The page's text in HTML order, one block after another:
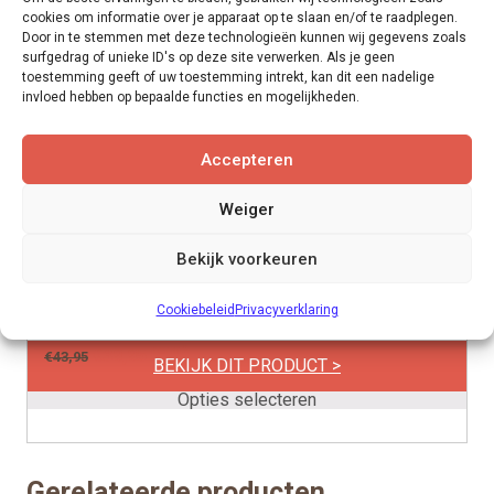
cookies om informatie over je apparaat op te slaan en/of te raadplegen.
Door in te stemmen met deze technologieën kunnen wij gegevens zoals
surfgedrag of unieke ID's op deze site verwerken. Als je geen
toestemming geeft of uw toestemming intrekt, kan dit een nadelige
invloed hebben op bepaalde functies en mogelijkheden.
Accepteren
Weiger
Bekijk voorkeuren
Cookiebeleid Privacyverklaring
Floer Tegel Click PVC | 6 kleuren
€43,95 €39,95 per m2
BEKIJK DIT PRODUCT >
Opties selecteren
variaties.
Deze
kan